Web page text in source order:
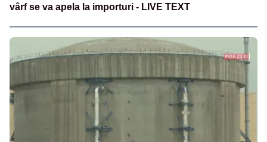
vârf se va apela la importuri - LIVE TEXT